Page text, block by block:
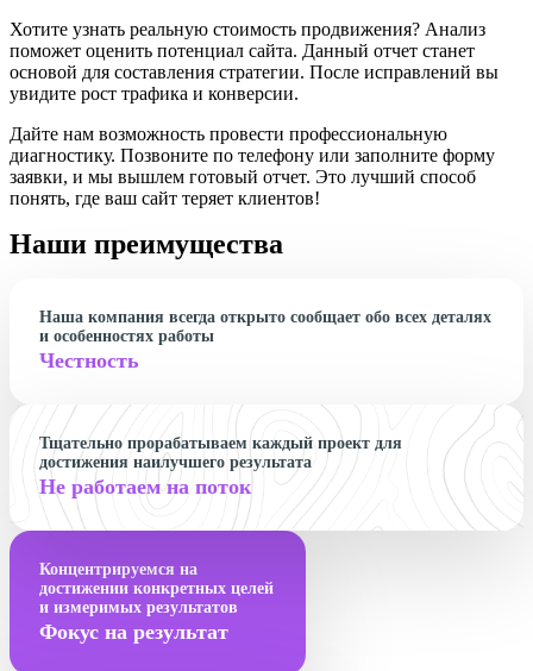
Хотите узнать реальную стоимость продвижения? Анализ
поможет оценить потенциал сайта. Данный отчет станет
основой для составления стратегии. После исправлений вы
увидите рост трафика и конверсии.
Дайте нам возможность провести профессиональную
диагностику. Позвоните по телефону или заполните форму
заявки, и мы вышлем готовый отчет. Это лучший способ
понять, где ваш сайт теряет клиентов!
Наши преимущества
Наша компания всегда открыто сообщает обо всех деталях
и особенностях работы
Честность
Тщательно прорабатываем каждый проект для
достижения наилучшего результата
Не работаем на поток
Концентрируемся на
достижении конкретных целей
и измеримых результатов
Фокус на результат